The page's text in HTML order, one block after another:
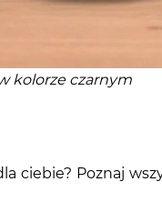
kolorze czarnym
ciebie? Poznaj